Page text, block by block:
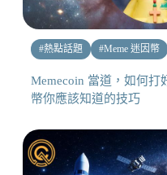
#熱點話題 #Meme 迷因幣
Memecoin 當道，如何
幣你應該知道的技巧